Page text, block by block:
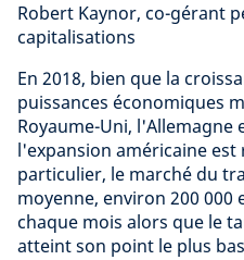
Robert Kaynor, co-gérant
capitalisations
En 2018, bien que la
puissances économiques
Royaume-Uni, l'Allemagne
l'expansion américaine est
particulier, le marché du
moyenne, environ 200 000
chaque mois alors que le
atteint son point le plus